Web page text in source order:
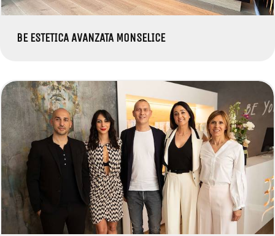
BE ESTETICA AVANZATA MONSELICE